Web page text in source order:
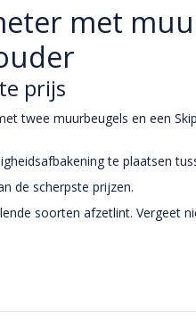
met
prijs
twee muurbeugels en een
te plaatsen
de scherpste prijzen.
soorten afzetlint. Vergeet